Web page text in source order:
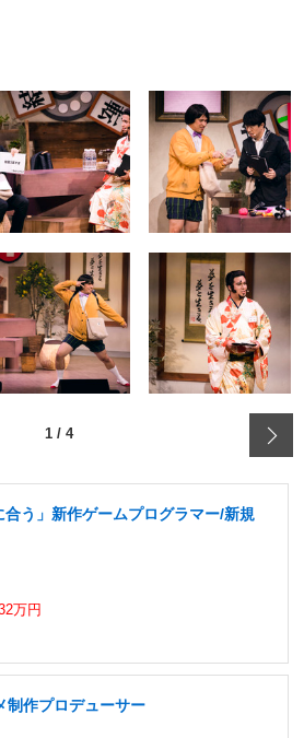
1 / 4
う」新作ゲームプログラマー/新規
万円
制作プロデューサー